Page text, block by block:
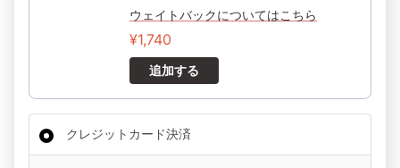
ウェイトバックについてはこちら
¥1,740
追加する
クレジットカード決済